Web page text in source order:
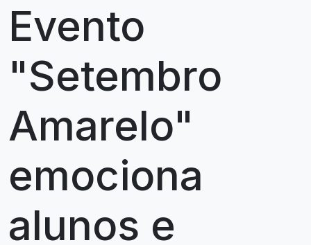
Evento
"Setembro
Amarelo"
emociona
alunos e